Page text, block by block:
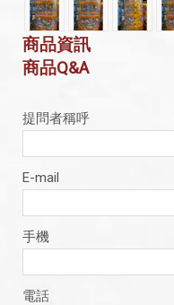
商品資訊
商品Q&A
提問者稱呼
E-mail
手機
電話